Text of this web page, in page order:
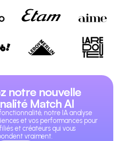
notre nouvelle
Match AI
notre IA analyse
et vos performances pour
et créateurs qui vous
vraiment.